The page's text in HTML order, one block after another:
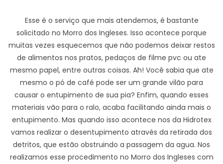
Esse é o serviço que mais atendemos, é bastante
solicitado no Morro dos Ingleses. Isso acontece porque
muitas vezes esquecemos que não podemos deixar restos
de alimentos nos pratos, pedaços de filme pvc ou ate
mesmo papel, entre outras coisas. Ah! Você sabia que ate
mesmo o pó de café pode ser um grande vilão para
causar o entupimento de sua pia? Enfim, quando esses
materiais vão para o ralo, acaba facilitando ainda mais o
entupimento. Mas quando isso acontece nos da Hidrotex
vamos realizar o desentupimento através da retirada dos
detritos, que estão obstruindo a passagem da agua. Nos
realizamos esse procedimento no Morro dos Ingleses com